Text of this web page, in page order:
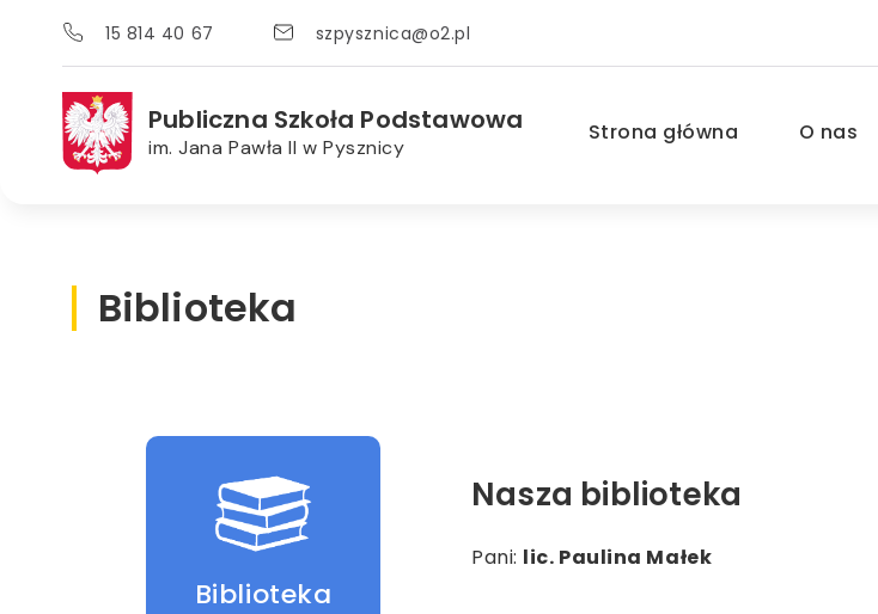
15 814 40 67 szpysznica@o2.pl
Publiczna Szkoła Podstawowa
im. Jana Pawła II w Pysznicy
Strona główna O nas
Biblioteka
Biblioteka
Nasza biblioteka
Pani: lic. Paulina Małek